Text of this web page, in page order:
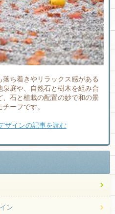
ち着きやリラックス感がある
庭や、自然石と樹木を組み合
石と植栽の配置の妙で和の景
ーフです。
ザインの記事を読む
ン